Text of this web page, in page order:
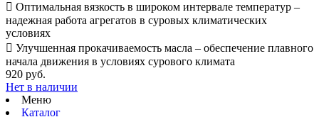
 Оптимальная вязкость в широком интервале температур –
надежная работа агрегатов в суровых климатических
условиях
 Улучшенная прокачиваемость масла – обеспечение плавного
начала движения в условиях сурового климата
920 руб.
Нет в наличии
Меню
Каталог